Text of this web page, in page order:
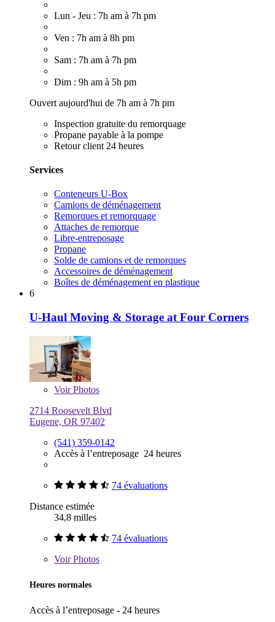
Lun - Jeu : 7h am à 7h pm
Ven : 7h am à 8h pm
Sam : 7h am à 7h pm
Dim : 9h am à 5h pm
Ouvert aujourd'hui de 7h am à 7h pm
Inspection gratuite du remorquage
Propane payable à la pompe
Retour client 24 heures
Services
Conteneurs U-Box
Camions de déménagement
Remorques et remorquage
Attaches de remorque
Libre-entreposage
Propane
Solde de camions et de remorques
Accessoires de déménagement
Boîtes de déménagement en plastique
6
U-Haul Moving & Storage at Four Corners
VoirPhotos
2714 Roosevelt Blvd
Eugene, OR 97402
(541) 359-0142
Accès à l’entreposage 24 heures
74 évaluations
Distance estimée
34,8 milles
74 évaluations
VoirPhotos
Heures normales
Accès à l’entreposage - 24 heures